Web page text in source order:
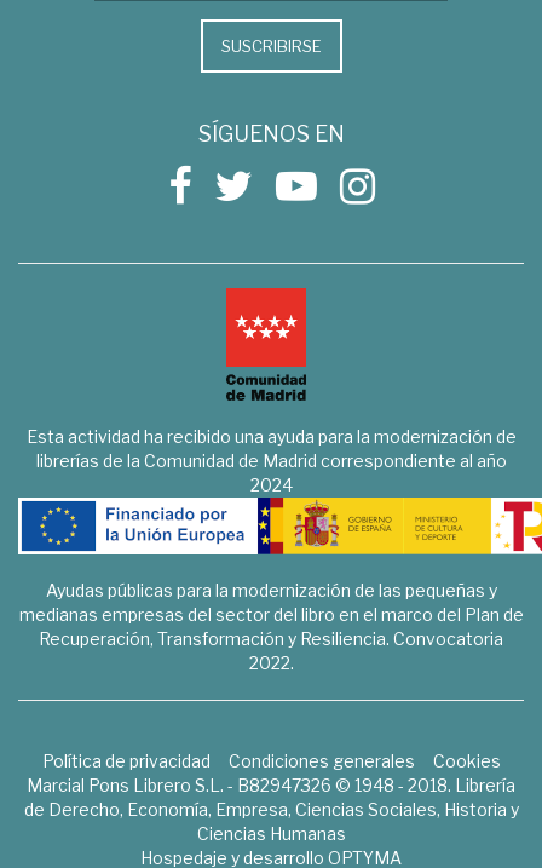
SUSCRIBIRSE
SÍGUENOS EN
Esta actividad ha recibido una ayuda para la modernización de
librerías de la Comunidad de Madrid correspondiente al año
2024
Ayudas públicas para la modernización de las pequeñas y
medianas empresas del sector del libro en el marco del Plan de
Recuperación, Transformación y Resiliencia. Convocatoria
2022.
Política de privacidad Condiciones generales
Cookies
Marcial Pons Librero S.L. - B82947326 © 1948 - 2018. Librería
de Derecho, Economía, Empresa, Ciencias Sociales, Historia y
Ciencias Humanas
Hospedaje y desarrollo OPTYMA